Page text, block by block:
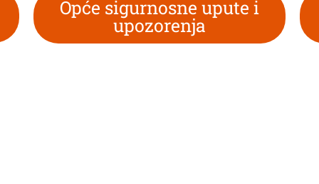
Opće sigurnosne upute i
upozorenja